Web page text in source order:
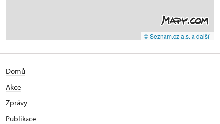
© Seznam.cz a.s. a další
Domů
Akce
Zprávy
Publikace